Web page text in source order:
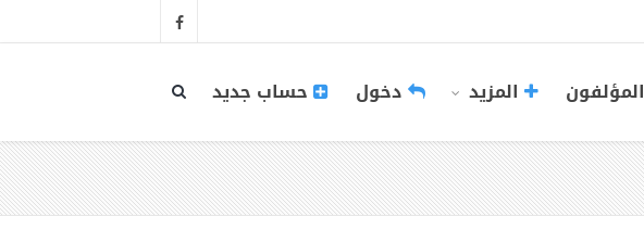
المؤلفون المزيد دخول حساب جديد